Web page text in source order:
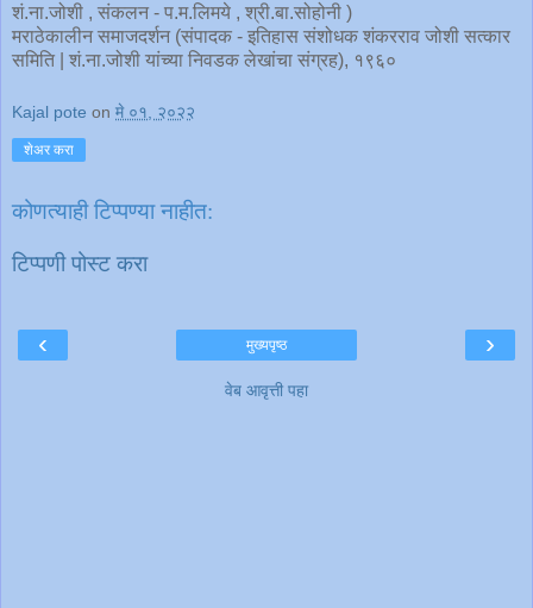
शं.ना.जोशी , संकलन - प.म.लिमये , श्री.बा.सोहोनी )
मराठेकालीन समाजदर्शन (संपादक - इतिहास संशोधक शंकरराव जोशी सत्कार
समिति | शं.ना.जोशी यांच्या निवडक लेखांचा संग्रह), १९६०
Kajal pote on मे ०१, २०२२
शेअर करा
कोणत्याही टिप्पण्‍या नाहीत:
टिप्पणी पोस्ट करा
‹ ›
मुख्यपृष्ठ
वेब आवृत्ती पहा